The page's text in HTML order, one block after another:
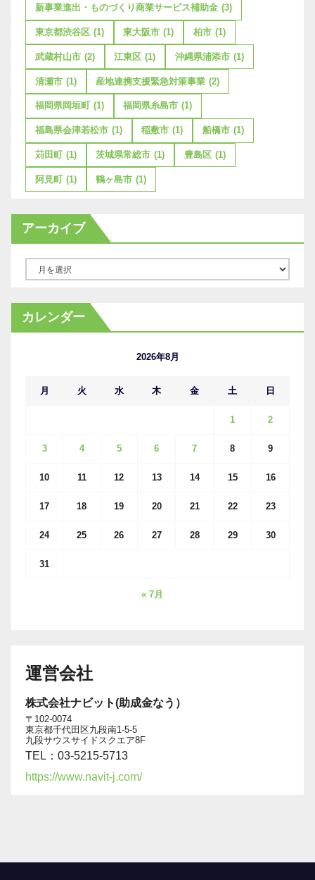
新事業進出・ものづくり商業サービス補助金 (3)
東京都渋谷区 (1) 東大阪市 (1) 柏市 (1)
武蔵村山市 (2) 江東区 (1) 沖縄県浦添市 (1)
清瀬市 (1) 産地連携支援緊急対策事業 (2)
福岡県岡垣町 (1) 福岡県糸島市 (1)
福島県会津若松市 (1) 稲敷市 (1) 船橋市 (1)
苅田町 (1) 茨城県常総市 (1) 豊島区 (1)
阿見町 (1) 鶴ヶ島市 (1)
アーカイブ
カ
イ
カレンダー
2026年8月
月 火 水 木 金 土 日
1 2
3 4 5 6 7 8 9
10 11 12 13 14 15 16
17 18 19 20 21 22 23
24 25 26 27 28 29 30
31
« 7月
運営会社
株式会社ナビット(助成金なう）
〒102-0074
東京都千代田区九段南1-5-5
九段サウスサイドスクエア8F
TEL：03-5215-5713
https://www.navit-j.com/